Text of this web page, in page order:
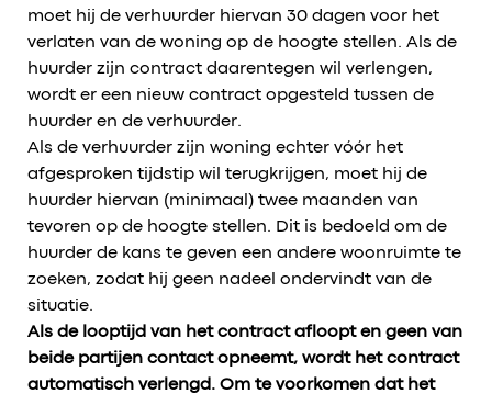
moet hij de verhuurder hiervan 30 dagen voor het
verlaten van de woning op de hoogte stellen. Als de
huurder zijn contract daarentegen wil verlengen,
wordt er een nieuw contract opgesteld tussen de
huurder en de verhuurder.
Als de verhuurder zijn woning echter vóór het
afgesproken tijdstip wil terugkrijgen, moet hij de
huurder hiervan (minimaal) twee maanden van
tevoren op de hoogte stellen. Dit is bedoeld om de
huurder de kans te geven een andere woonruimte te
zoeken, zodat hij geen nadeel ondervindt van de
situatie.
Als de looptijd van het contract afloopt en geen van
beide partijen contact opneemt, wordt het contract
automatisch verlengd. Om te voorkomen dat het